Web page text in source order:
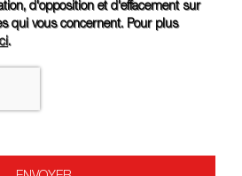
d'opposition et d'effacement sur
qui vous concernent. Pour plus
.